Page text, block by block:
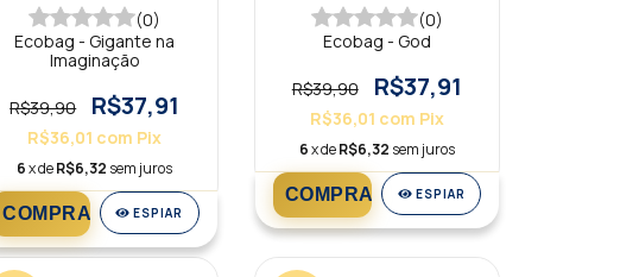
(0)
Ecobag - Gigante na
Imaginação
R$39,90 R$37,91
R$36,01 com Pix
6x deR$6,32 sem juros
ESPIAR
(0)
Ecobag - God
R$39,90 R$37,91
R$36,01 com Pix
6x deR$6,32 sem juros
ESPIAR